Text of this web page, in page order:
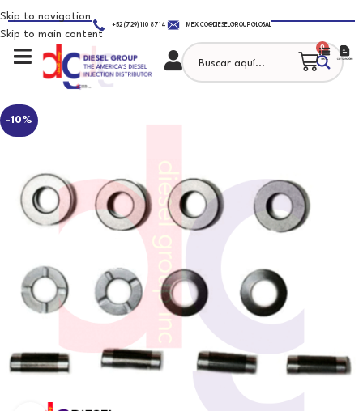
Skip to navigation
Skip to main content
+52 (729) 110 8714 MEXICO@DIESELGROUP.GLOBAL
0